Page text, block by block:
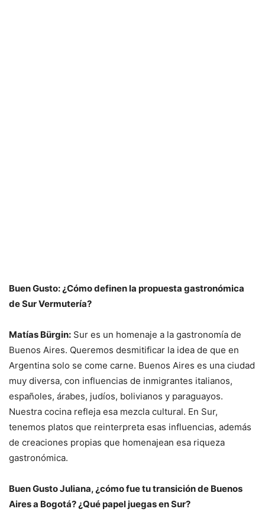
Buen Gusto: ¿Cómo definen la propuesta gastronómica
de Sur Vermutería?
Matías Bürgin: Sur es un homenaje a la gastronomía de
Buenos Aires. Queremos desmitificar la idea de que en
Argentina solo se come carne. Buenos Aires es una ciudad
muy diversa, con influencias de inmigrantes italianos,
españoles, árabes, judíos, bolivianos y paraguayos.
Nuestra cocina refleja esa mezcla cultural. En Sur,
tenemos platos que reinterpreta esas influencias, además
de creaciones propias que homenajean esa riqueza
gastronómica.
Buen Gusto Juliana, ¿cómo fue tu transición de Buenos
Aires a Bogotá? ¿Qué papel juegas en Sur?